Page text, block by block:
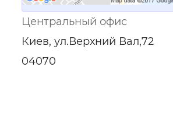
Кирпич, цемент, бетон,
щебень и др.
Резюме
Центральный офис
Киев, ул.Верхний Вал,72
04070